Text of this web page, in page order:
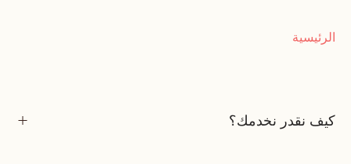
الرئيسية
كيف نقدر نخدمك؟